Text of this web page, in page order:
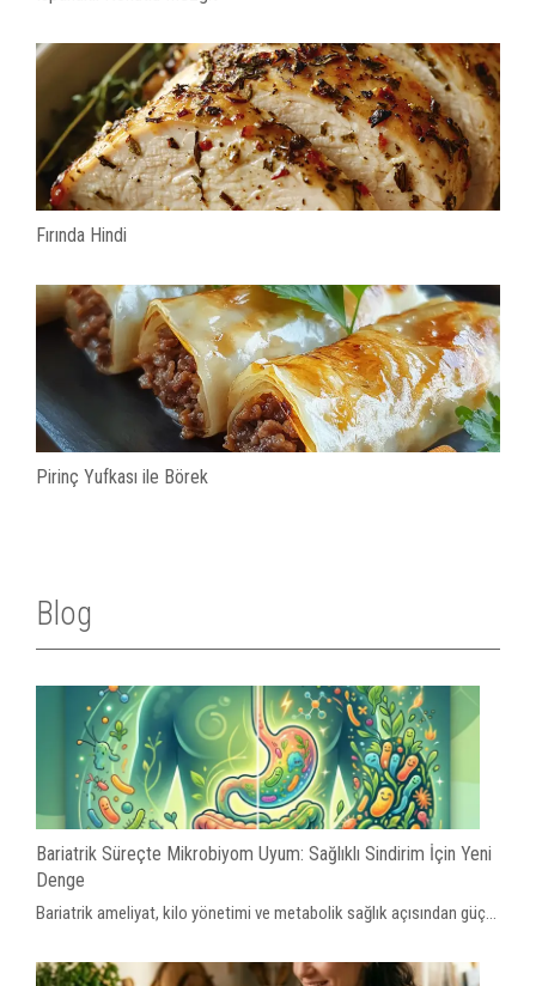
Fırında Hindi
Pirinç Yufkası ile Börek
Blog
Bariatrik Süreçte Mikrobiyom Uyum: Sağlıklı Sindirim İçin Yeni
Denge
Bariatrik ameliyat, kilo yönetimi ve metabolik sağlık açısından güç...